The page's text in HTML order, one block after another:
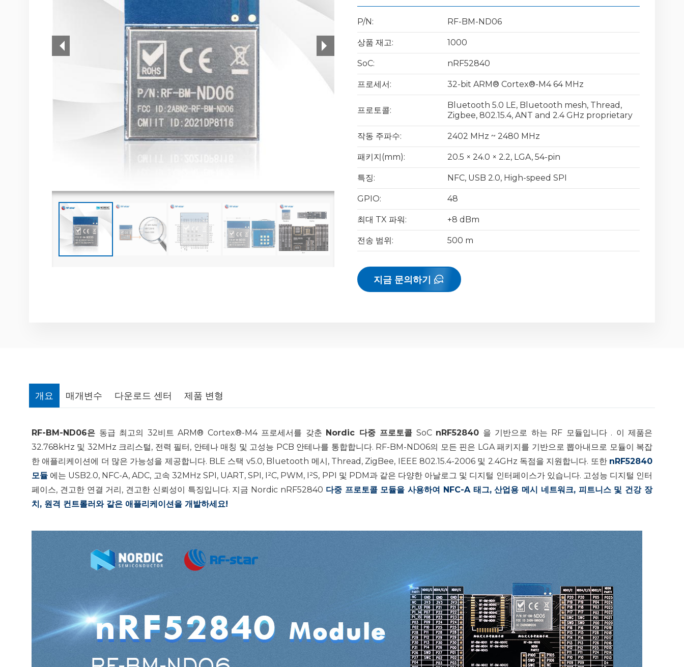
P/N: RF-BM-ND06
상품 재고: 1000
SoC: nRF52840
프로세서: 32-bit ARM® Cortex®-M4 64 MHz
프로토콜:
Bluetooth 5.0 LE, Bluetooth mesh, Thread,
Zigbee, 802.15.4, ANT and 2.4 GHz proprietary
작동 주파수: 2402 MHz ~ 2480 MHz
패키지(mm): 20.5 × 24.0 × 2.2, LGA, 54-pin
특징: NFC, USB 2.0, High-speed SPI
GPIO: 48
최대 TX 파워: +8 dBm
전송 범위: 500 m
지금 문의하기
개요 매개변수 다운로드 센터 제품 변형
RF-BM-ND06은 동급 최고의 32비트 ARM® Cortex®-M4 프로세서를 갖춘 Nordic 다중 프로토콜 SoC nRF52840 을 기반으로 하는 RF 모듈입니다 . 이 제품은
32.768kHz 및 32MHz 크리스털, 전력 필터, 안테나 매칭 및 고성능 PCB 안테나를 통합합니다. RF-BM-ND06의 모든 핀은 LGA 패키지를 기반으로 뽑아내므로 모듈이 복잡
한 애플리케이션에 더 많은 가능성을 제공합니다. BLE 스택 v5.0, Bluetooth 메시, Thread, ZigBee, IEEE 802.15.4-2006 및 2.4GHz 독점을 지원합니다. 또한 nRF52840
모듈 에는 USB2.0, NFC-A, ADC, 고속 32MHz SPI, UART, SPI, I²C, PWM, I²S, PPI 및 PDM과 같은 다양한 아날로그 및 디지털 인터페이스가 있습니다. 고성능 디지털 인터
페이스, 견고한 연결 거리, 견고한 신뢰성이 특징입니다. 지금 Nordic nRF52840 다중 프로토콜 모듈을 사용하여 NFC-A 태그, 산업용 메시 네트워크, 피트니스 및 건강 장
치, 원격 컨트롤러와 같은 애플리케이션을 개발하세요!